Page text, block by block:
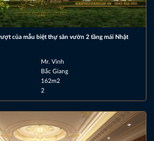
của mẫu biệt thự sân vườn 2 tầng mái Nhật
Mr. Vinh
Bắc Giang
162m2
2